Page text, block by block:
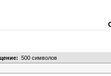
500 символов